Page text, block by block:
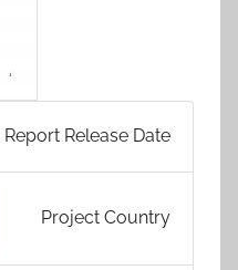
Report Release Date
Project Country